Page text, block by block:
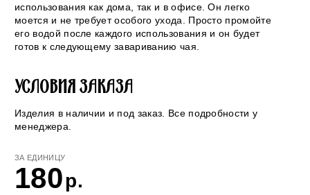
использования как дома, так и в офисе. Он легко
моется и не требует особого ухода. Просто промойте
его водой после каждого использования и он будет
готов к следующему завариванию чая.
УСЛОВИЯ ЗАКАЗА
Изделия в наличии и под заказ. Все подробности у
менеджера.
ЗА ЕДИНИЦУ
180р.